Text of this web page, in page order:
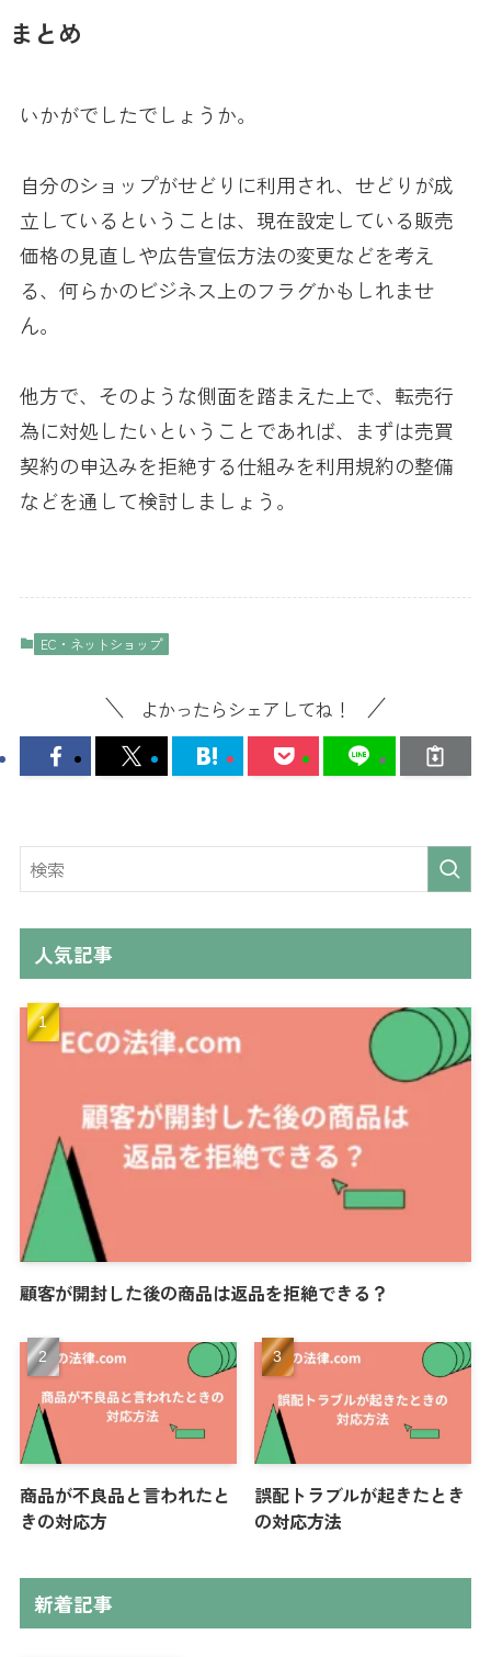
まとめ
いかがでしたでしょうか。
自分のショップがせどりに利用され、せどりが成
立しているということは、現在設定している販売
価格の見直しや広告宣伝方法の変更などを考え
る、何らかのビジネス上のフラグかもしれませ
ん。
他方で、そのような側面を踏まえた上で、転売行
為に対処したいということであれば、まずは売買
契約の申込みを拒絶する仕組みを利用規約の整備
などを通して検討しましょう。
EC・ネットショップ
よかったらシェアしてね！
人気記事
顧客が開封した後の商品は返品を拒絶できる？
商品が不良品と言われたと
きの対応方
誤配トラブルが起きたとき
の対応方法
新着記事